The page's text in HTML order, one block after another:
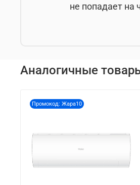
не попадает на
Аналогичные
Промокод: Жара10